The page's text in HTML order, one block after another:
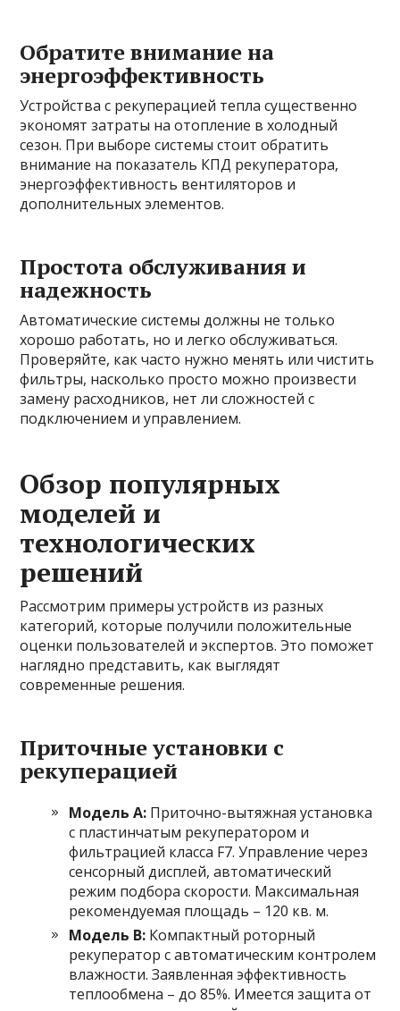
Обратите внимание на
энергоэффективность
Устройства с рекуперацией тепла существенно
экономят затраты на отопление в холодный
сезон. При выборе системы стоит обратить
внимание на показатель КПД рекуператора,
энергоэффективность вентиляторов и
дополнительных элементов.
Простота обслуживания и
надежность
Автоматические системы должны не только
хорошо работать, но и легко обслуживаться.
Проверяйте, как часто нужно менять или чистить
фильтры, насколько просто можно произвести
замену расходников, нет ли сложностей с
подключением и управлением.
Обзор популярных
моделей и
технологических
решений
Рассмотрим примеры устройств из разных
категорий, которые получили положительные
оценки пользователей и экспертов. Это поможет
наглядно представить, как выглядят
современные решения.
Приточные установки с
рекуперацией
Модель А: Приточно-вытяжная установка
с пластинчатым рекуператором и
фильтрацией класса F7. Управление через
сенсорный дисплей, автоматический
режим подбора скорости. Максимальная
рекомендуемая площадь – 120 кв. м.
Модель В: Компактный роторный
рекуператор с автоматическим контролем
влажности. Заявленная эффективность
теплообмена – до 85%. Имеется защита от